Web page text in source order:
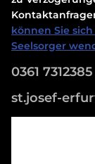
können Sie
Seelsorger
0361 7312385
st.josef-